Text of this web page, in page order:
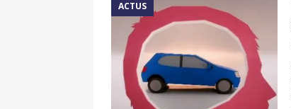
ACTUS